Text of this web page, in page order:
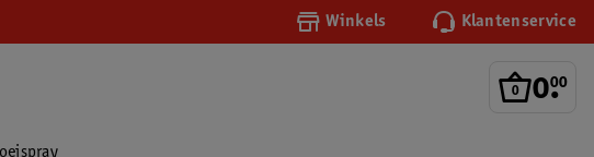
Winkels Klantenservice
0.
00